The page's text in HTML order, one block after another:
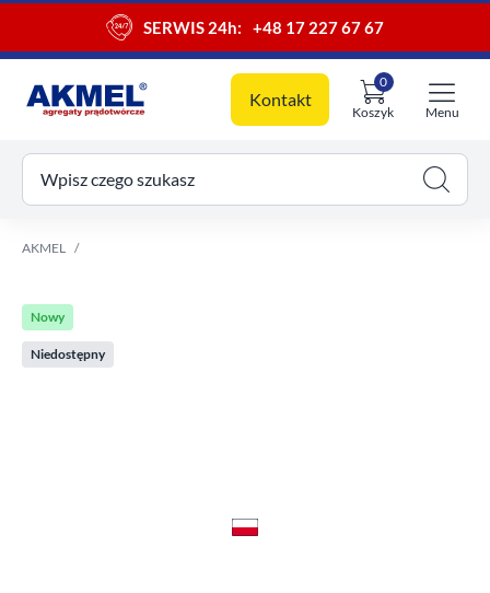
SERWIS 24h: +48 17 227 67 67
Kontakt
Koszyk
0
koszyk
Menu
Wpisz czego szukasz
AKMEL
Nowy
Niedostępny